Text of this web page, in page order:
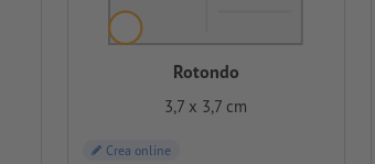
Rotondo
3,7 x 3,7 cm
Crea online